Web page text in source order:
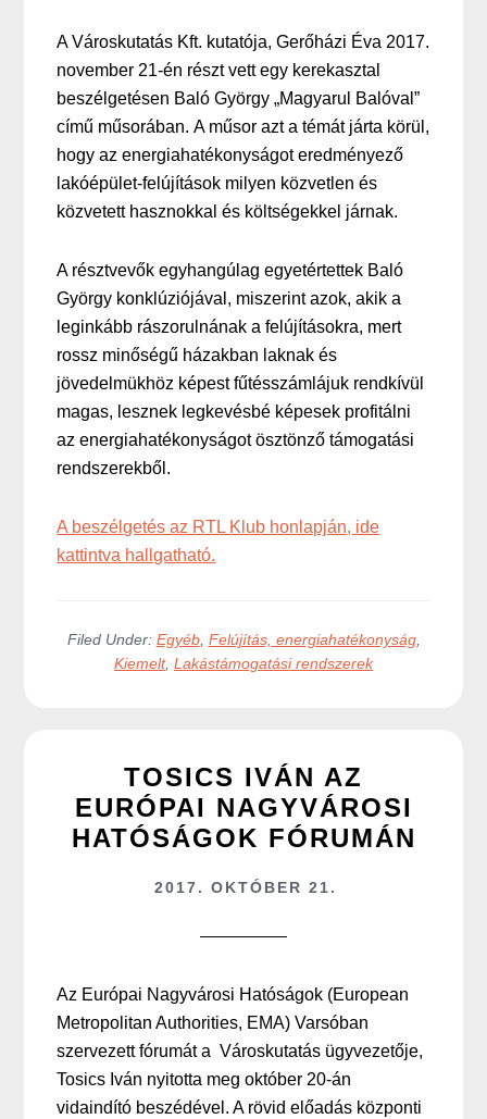
A Városkutatás Kft. kutatója, Gerőházi Éva 2017.
november 21-én részt vett egy kerekasztal
beszélgetésen Baló György „Magyarul Balóval”
című műsorában. A műsor azt a témát járta körül,
hogy az energiahatékonyságot eredményező
lakóépület-felújítások milyen közvetlen és
közvetett hasznokkal és költségekkel járnak.
A résztvevők egyhangúlag egyetértettek Baló
György konklúziójával, miszerint azok, akik a
leginkább rászorulnának a felújításokra, mert
rossz minőségű házakban laknak és
jövedelmükhöz képest fűtésszámlájuk rendkívül
magas, lesznek legkevésbé képesek profitálni
az energiahatékonyságot ösztönző támogatási
rendszerekből.
A beszélgetés az RTL Klub honlapján, ide
kattintva hallgatható.
Filed Under: Egyéb, Felújítás, energiahatékonyság,
Kiemelt, Lakástámogatási rendszerek
TOSICS IVÁN AZ
EURÓPAI NAGYVÁROSI
HATÓSÁGOK FÓRUMÁN
2017. OKTÓBER 21.
Az Európai Nagyvárosi Hatóságok (European
Metropolitan Authorities, EMA) Varsóban
szervezett fórumát a Városkutatás ügyvezetője,
Tosics Iván nyitotta meg október 20-án
vidaindító beszédével. A rövid előadás központi